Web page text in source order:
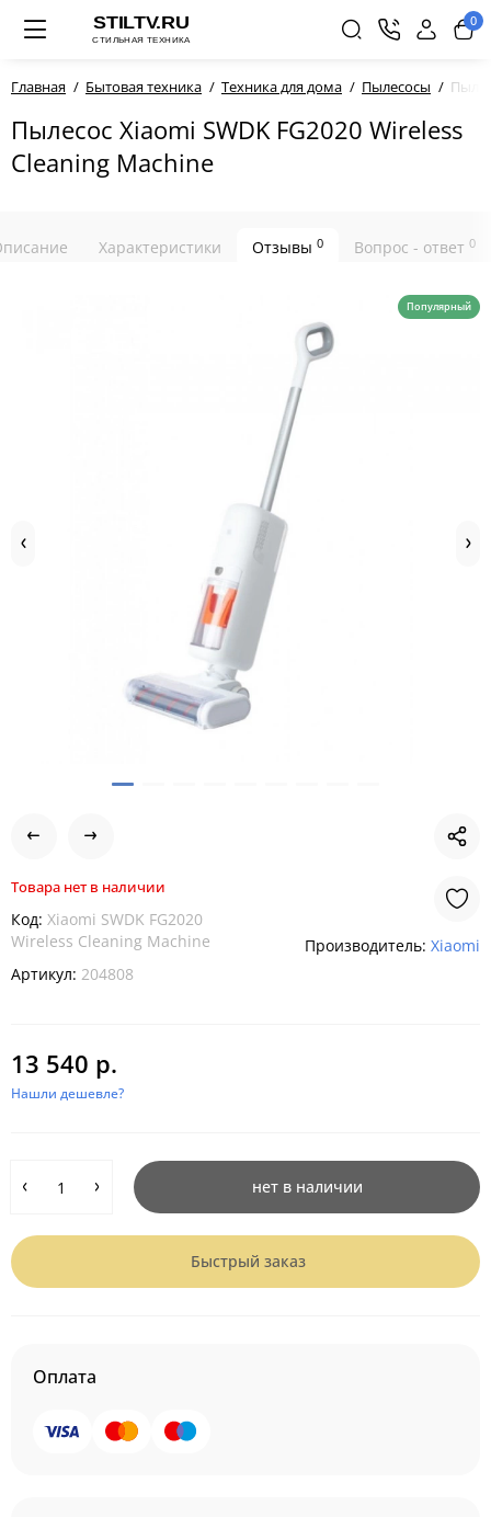
0
Главная Бытовая техника Техника для дома Пылесосы
Пылесос Xiaomi SWDK FG2020 Wireless
Cleaning Machine
Характеристики Отзывы 0 Вопрос - ответ 0
Популярный
Товара нет в наличии
Код: Xiaomi SWDK FG2020
Wireless Cleaning Machine
Артикул: 204808
Производитель: Xiaomi
13 540 р.
Нашли дешевле?
нет в наличии
Быстрый заказ
Оплата